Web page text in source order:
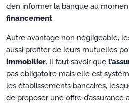
d’en informer la banque au
financement.
Autre avantage non négligeable,
aussi profiter de leurs mutuelles
immobilier. Il faut savoir que
pas obligatoire mais elle est
les établissements bancaires,
de proposer une offre d’assurance